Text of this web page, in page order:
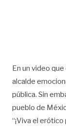
En un video
alcalde
pública. Sin
pueblo de
“¡Viva el